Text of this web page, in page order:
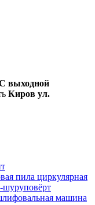
выходной
Киров ул.
пила циркулярная
шуруповёрт
машина